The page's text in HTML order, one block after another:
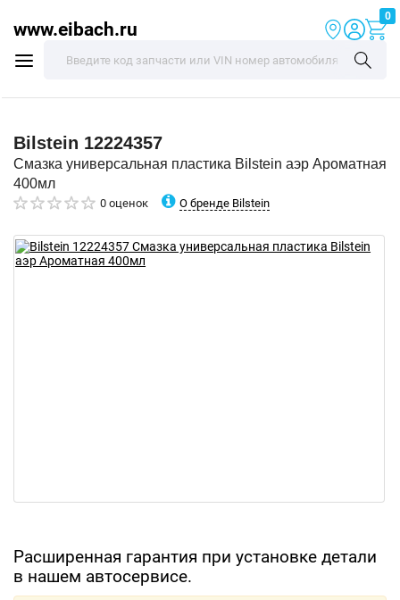
www.eibach.ru
0
Bilstein 12224357
Смазка универсальная пластика Bilstein аэр Ароматная
400мл
0 оценок О бренде Bilstein
Расширенная гарантия при установке детали
в нашем автосервисе.